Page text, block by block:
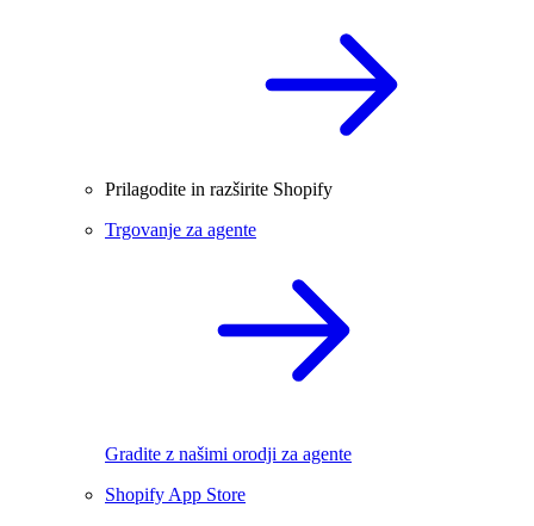
Prilagodite in razširite Shopify
Trgovanje za agente
Gradite z našimi orodji za agente
Shopify App Store